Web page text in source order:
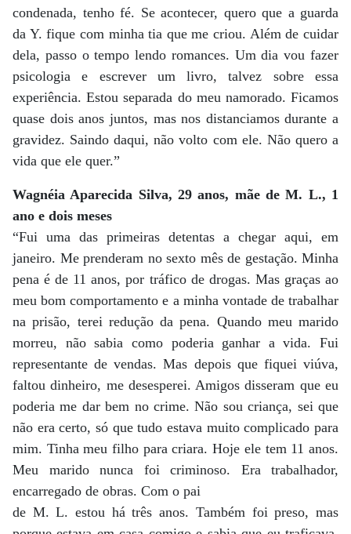
condenada, tenho fé. Se acontecer, quero que a guarda
da Y. fique com minha tia que me criou. Além de cuidar
dela, passo o tempo lendo romances. Um dia vou fazer
psicologia e escrever um livro, talvez sobre essa
experiência. Estou separada do meu namorado. Ficamos
quase dois anos juntos, mas nos distanciamos durante a
gravidez. Saindo daqui, não volto com ele. Não quero a
vida que ele quer.”
Wagnéia Aparecida Silva, 29 anos, mãe de M. L., 1
ano e dois meses
“Fui uma das primeiras detentas a chegar aqui, em
janeiro. Me prenderam no sexto mês de gestação. Minha
pena é de 11 anos, por tráfico de drogas. Mas graças ao
meu bom comportamento e a minha vontade de trabalhar
na prisão, terei redução da pena. Quando meu marido
morreu, não sabia como poderia ganhar a vida. Fui
representante de vendas. Mas depois que fiquei viúva,
faltou dinheiro, me desesperei. Amigos disseram que eu
poderia me dar bem no crime. Não sou criança, sei que
não era certo, só que tudo estava muito complicado para
mim. Tinha meu filho para criara. Hoje ele tem 11 anos.
Meu marido nunca foi criminoso. Era trabalhador,
encarregado de obras. Com o pai
de M. L. estou há três anos. Também foi preso, mas